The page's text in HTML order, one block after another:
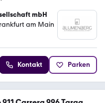
mbH
am Main
Kontakt Parken